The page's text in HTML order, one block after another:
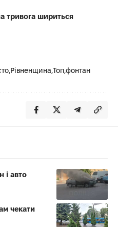
тривога шириться
Рівненщина Топфонтан
і авто
чекати